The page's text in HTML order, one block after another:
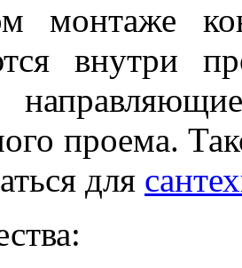
монтаже
внутри
проема.
для